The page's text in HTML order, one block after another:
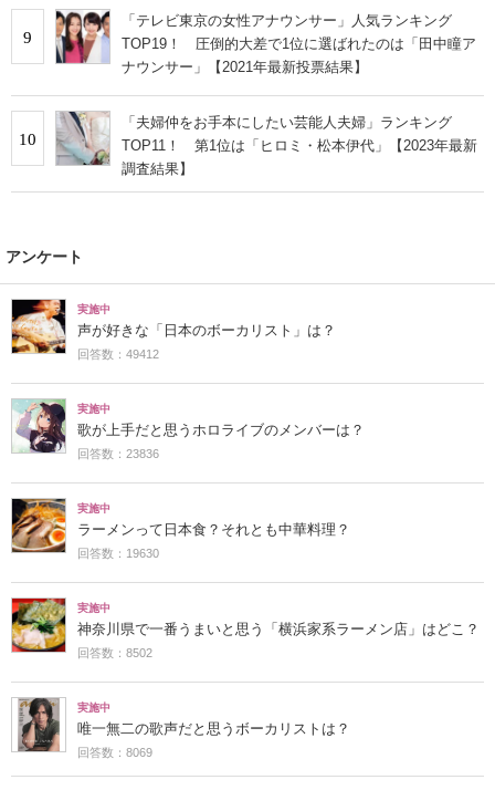
9
「テレビ東京の女性アナウンサー」人気ランキング
TOP19！ 圧倒的大差で1位に選ばれたのは「田中瞳ア
ナウンサー」【2021年最新投票結果】
10
「夫婦仲をお手本にしたい芸能人夫婦」ランキング
TOP11！ 第1位は「ヒロミ・松本伊代」【2023年最新
調査結果】
アンケート
実施中
声が好きな「日本のボーカリスト」は？
回答数：49412
実施中
歌が上手だと思うホロライブのメンバーは？
回答数：23836
実施中
ラーメンって日本食？それとも中華料理？
回答数：19630
実施中
神奈川県で一番うまいと思う「横浜家系ラーメン店」はどこ？
回答数：8502
実施中
唯一無二の歌声だと思うボーカリストは？
回答数：8069